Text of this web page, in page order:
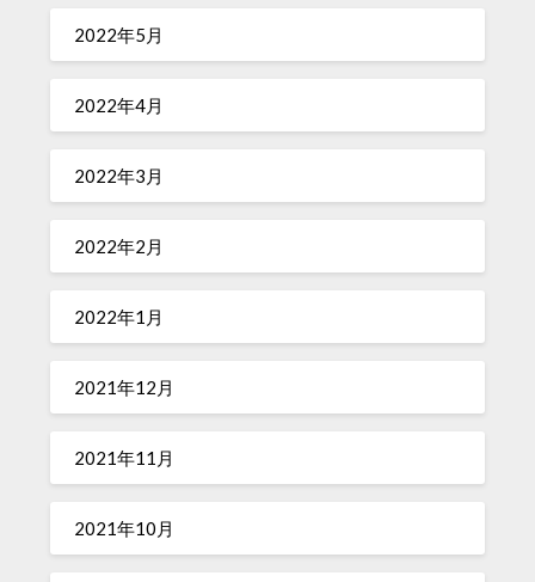
2022年5月
2022年4月
2022年3月
2022年2月
2022年1月
2021年12月
2021年11月
2021年10月